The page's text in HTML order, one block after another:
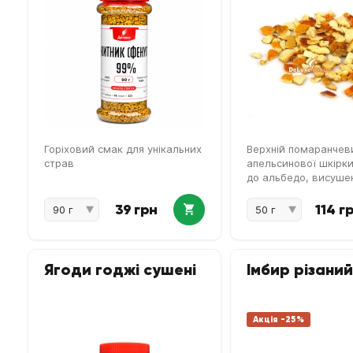
Горіховий смак для унікальних
страв
39 грн
Верхній
апельсинової
до альбедо,
різка легко
напоїв і лишається
114
Ягоди годжі сушені Імбир різаний
Акція -25%